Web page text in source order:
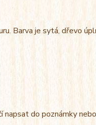
Barva je sytá, dřevo
napsat do poznámky